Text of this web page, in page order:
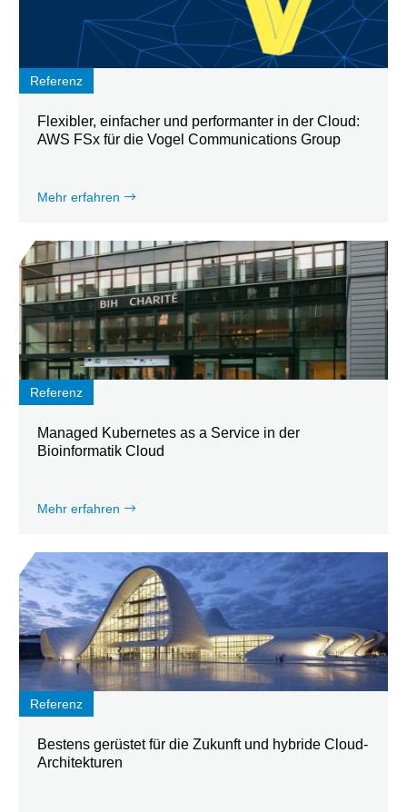
Referenz
Flexibler, einfacher und performanter in der Cloud:
AWS FSx für die Vogel Communications Group
Mehr erfahren
Referenz
Managed Kubernetes as a Service in der
Bioinformatik Cloud
Mehr erfahren
Referenz
Bestens gerüstet für die Zukunft und hybride Cloud-
Architekturen